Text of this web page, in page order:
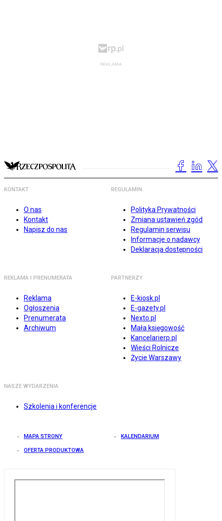
KONTAKT
O nas
Kontakt
Napisz do nas
REGULAMIN
Polityka Prywatności
Zmiana ustawień zgód
Regulamin serwisu
Informacje o nadawcy
Deklaracja dostępności
REKLAMA I PRENUMERATA
Reklama
Ogłoszenia
Prenumerata
Archiwum
PARTNERZY
E-kiosk.pl
E-gazety.pl
Nexto.pl
Mała księgowość
Kancelarierp.pl
Wieści Rolnicze
Życie Warszawy
NASZE WYDARZENIA
Szkolenia i konferencje
MAPA STRONY KALENDARIUM
OFERTA PRODUKTOWA